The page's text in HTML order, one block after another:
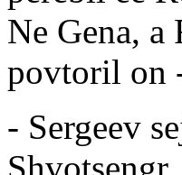
Ne Gena, a
povtoril on
- Sergeev